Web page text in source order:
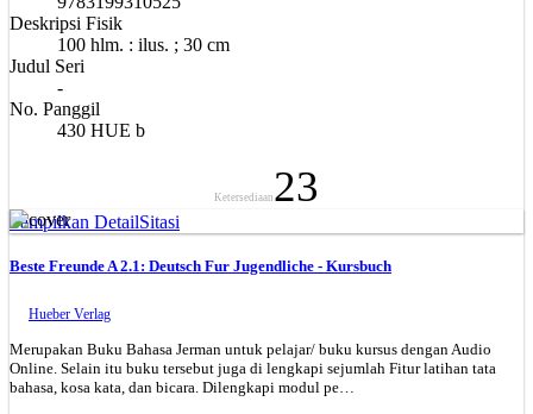
Deskripsi Fisik
100 hlm. : ilus. ; 30 cm
Judul Seri
-
No. Panggil
430 HUE b
Ketersediaan 23
Tampilkan DetailSitasi
Beste Freunde A 2.1: Deutsch Fur Jugendliche - Kursbuch
Hueber Verlag
Merupakan Buku Bahasa Jerman untuk pelajar/ buku kursus dengan Audio
Online. Selain itu buku tersebut juga di lengkapi sejumlah Fitur latihan tata
bahasa, kosa kata, dan bicara. Dilengkapi modul pe…